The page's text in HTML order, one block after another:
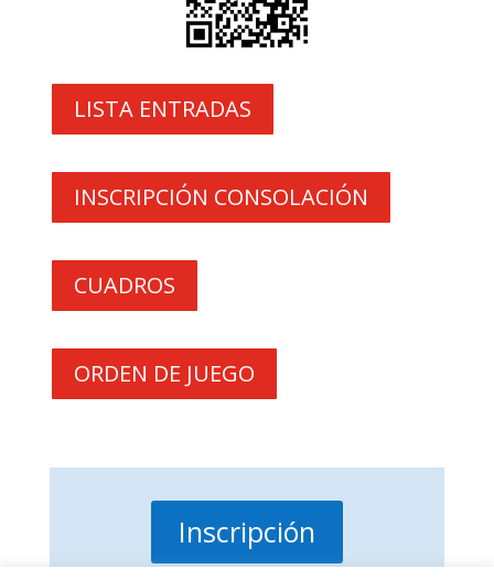
LISTA ENTRADAS
INSCRIPCIÓN CONSOLACIÓN
CUADROS
ORDEN DE JUEGO
Inscripción